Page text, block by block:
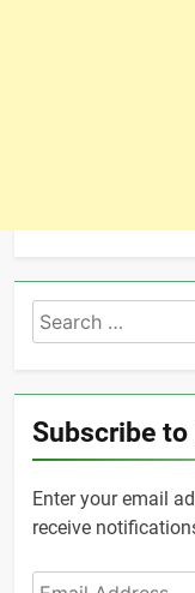
Search
for:
Subscribe to
Enter your email
receive
Email